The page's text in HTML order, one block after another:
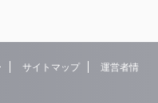
サイトマップ
運営者情